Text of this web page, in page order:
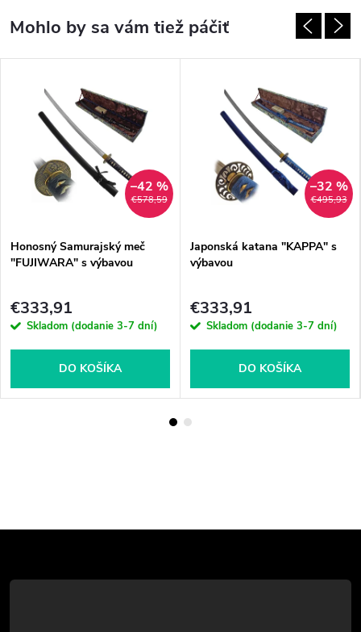
€578,59
–42 %
Honosný Samurajský meč
"FUJIWARA" s výbavou
€333,91
Skladom (dodanie 3-7 dní)
DO KOŠÍKA
€495,93
–32 %
Japonská katana "KAPPA" s
výbavou
€333,91
Skladom (dodanie 3-7 dní)
DO KOŠÍKA
á